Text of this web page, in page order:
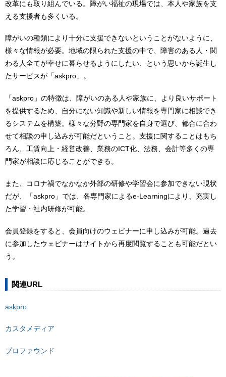
改革にも取り組んでいる。障がい福祉の現場では、本人や家族を支
える支援者も多くいる。
障がいの種類により十分に支援できないということがないように、
様々な情報が必要。地域の限られた支援の中で、障害のある人・関
わる人全てが幸せに暮らせるようにしたい、という思いから誕生し
たサービスが「askpro」。
「askpro」の特徴は、障がいのある人や家族に、より良いサポート
を提供するため、自分にない知識や新しい情報を専門家に相談でき
るシステムを構築。様々な分野の専門家を自身で選び、都合に合わ
せて相談の申し込みが可能だということ。支援に関することはもち
ろん、工賃向上・経営改善、業務のICT化、法務、会計等多くの専
門家が相談に応じることができる。
また、コロナ禍でなかなか外部の研修や学習会に参加できない現状
だが、「askpro」では、各専門家によるe-Learningにより、充実し
た学習・社内研修が可能。
会員登録をすると、会員向けのウェビナーに申し込みが可能。過去
に参加したウェビナーはサイトから再度閲覧することも可能だとい
う。
関連URL
askpro
カスタメディア
プロファウンド